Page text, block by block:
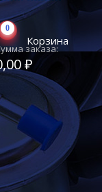
0
Корзина
заказа:
₽